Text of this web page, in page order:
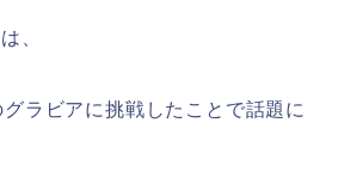
、
ラビアに挑戦したことで話題に